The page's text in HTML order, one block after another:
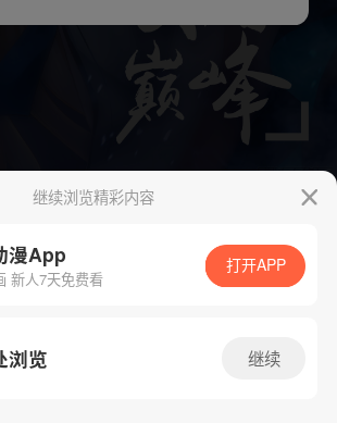
App免费看
腾漫App免费看
继续浏览精彩内容
漫App
新人7天免费看
打开APP
浏览 继续